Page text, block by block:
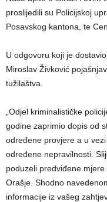
proslijedili su Policijskoj
Posavskog kantona, te
U odgovoru koji je
Miroslav Živković
tužilaštva.
„Odjel kriminalističke
godine zaprimio dopis od
određene provjere a u
određene nepravilnosti.
poduzeli predviđene
Orašje. Shodno
informacije iz vašeg